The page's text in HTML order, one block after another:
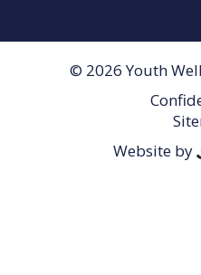
© 2026 Youth
Website by